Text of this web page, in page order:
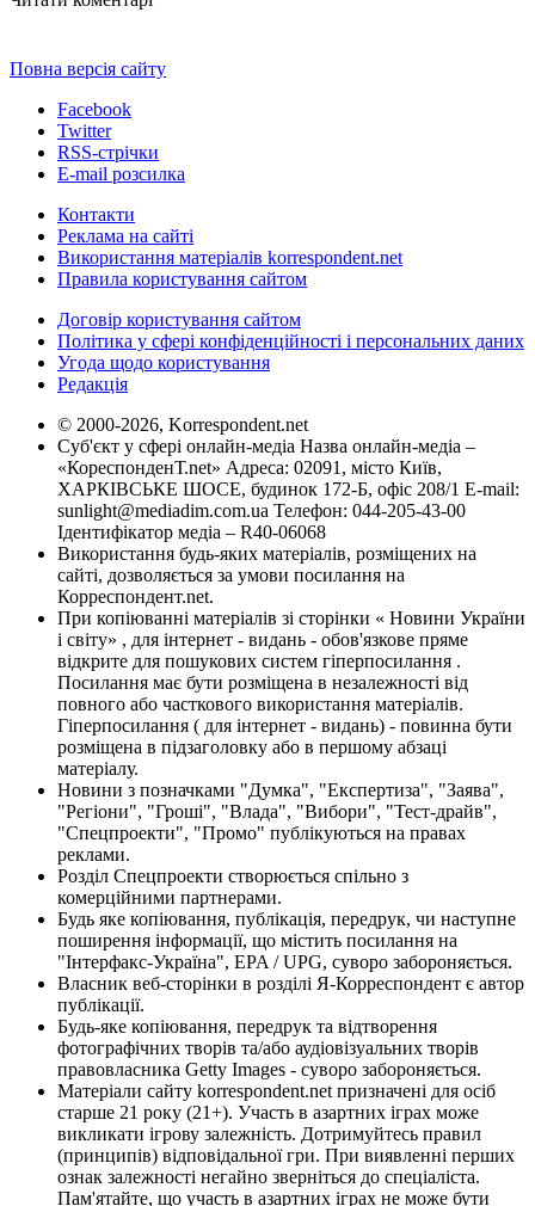
Повна версія сайту
Facebook
Twitter
RSS-стрічки
E-mail розсилка
Контакти
Реклама на сайті
Використання матеріалів korrespondent.net
Правила користування сайтом
Договір користування сайтом
Політика у сфері конфіденційності і персональних даних
Угода щодо користування
Редакція
© 2000-2026, Korrespondent.net
Суб'єкт у сфері онлайн-медіа Назва онлайн-медіа –
«КореспонденТ.net» Адреса: 02091, місто Київ,
ХАРКІВСЬКЕ ШОСЕ, будинок 172-Б, офіс 208/1 E-mail:
sunlight@mediadim.com.ua Телефон: 044-205-43-00
Ідентифікатор медіа – R40-06068
Використання будь-яких матеріалів, розміщених на
сайті, дозволяється за умови посилання на
Корреспондент.net.
При копіюванні матеріалів зі сторінки « Новини України
і світу» , для інтернет - видань - обов'язкове пряме
відкрите для пошукових систем гіперпосилання .
Посилання має бути розміщена в незалежності від
повного або часткового використання матеріалів.
Гіперпосилання ( для інтернет - видань) - повинна бути
розміщена в підзаголовку або в першому абзаці
матеріалу.
Новини з позначками "Думка", "Експертиза", "Заява",
"Регіони", "Гроші", "Влада", "Вибори", "Тест-драйв",
"Спецпроекти", "Промо" публікуються на правах
реклами.
Розділ Спецпроекти створюється спільно з
комерційними партнерами.
Будь яке копіювання, публікація, передрук, чи наступне
поширення інформації, що містить посилання на
"Інтерфакс-Україна", EPA / UPG, суворо забороняється.
Власник веб-сторінки в розділі Я-Корреспондент є автор
публікації.
Будь-яке копіювання, передрук та відтворення
фотографічних творів та/або аудіовізуальних творів
правовласника Getty Images - суворо забороняється.
Матеріали сайту korrespondent.net призначені для осіб
старше 21 року (21+). Участь в азартних іграх може
викликати ігрову залежність. Дотримуйтесь правил
(принципів) відповідальної гри. При виявленні перших
ознак залежності негайно зверніться до спеціаліста.
Пам'ятайте, що участь в азартних іграх не може бути